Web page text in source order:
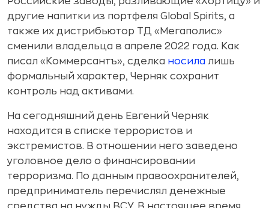
другие напитки из портфеля Global Spirits, а
также их дистрибьютор ТД «Мегаполис»
сменили владельца в апреле 2022 года. Как
писал «Коммерсантъ», сделка носила лишь
формальный характер, Черняк сохранит
контроль над активами.
На сегодняшний день Евгений Черняк
находится в списке террористов и
экстремистов. В отношении него заведено
уголовное дело о финансировании
терроризма. По данным правоохранителей,
предприниматель перечислял денежные